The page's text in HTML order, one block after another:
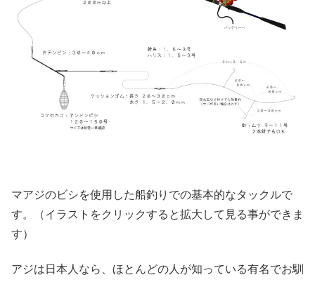
マアジのビシを使用した船釣りでの基本的なタックルで
す。（イラストをクリックすると拡大して見る事ができま
す）
アジは日本人なら、ほとんどの人が知っている有名でお馴